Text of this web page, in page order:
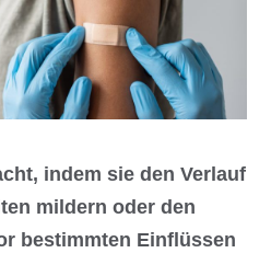
indem sie den Verlauf
mildern oder den
bestimmten Einflüssen